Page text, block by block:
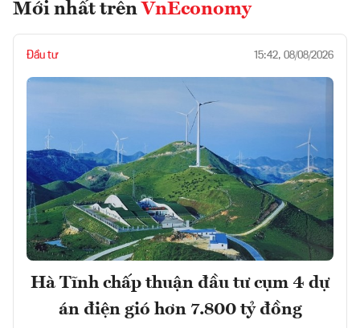
Mới nhất trên VnEconomy
Đầu tư 15:42, 08/08/2026
Hà Tĩnh chấp thuận đầu tư cụm 4 dự
án điện gió hơn 7.800 tỷ đồng